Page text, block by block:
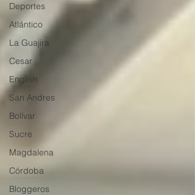
Deportes
Atlántico
La Guajira
Cesar
English
San Andres
Bolívar
Sucre
Magdalena
Córdoba
Bloggeros